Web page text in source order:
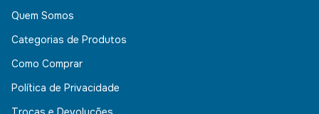
Quem Somos
Categorias de Produtos
Como Comprar
Política de Privacidade